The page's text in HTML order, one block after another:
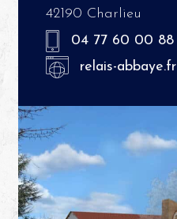
42190 Charlieu
04 77 60 00 88
relais-abbaye.fr